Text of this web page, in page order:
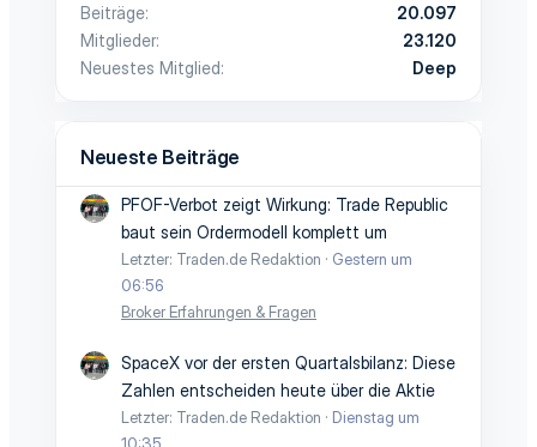
Beiträge
20.097
Mitglieder
23.120
Neuestes Mitglied
Deep
Neueste Beiträge
PFOF-Verbot zeigt Wirkung: Trade Republic
baut sein Ordermodell komplett um
Letzter: Traden.de Redaktion
Gestern um
06:56
Broker Erfahrungen & Fragen
SpaceX vor der ersten Quartalsbilanz: Diese
Zahlen entscheiden heute über die Aktie
Letzter: Traden.de Redaktion
Dienstag um
10:35